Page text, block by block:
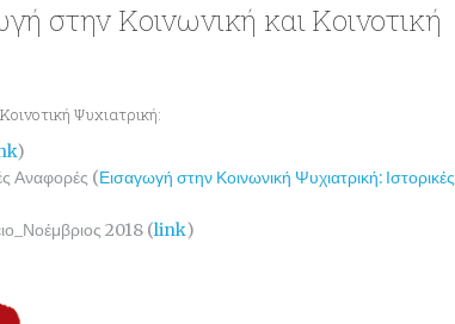
στην Κοινωνική και Κοινοτική
Ψυχιατρική:
)
Αναφορές (Εισαγωγή στην Κοινωνική Ψυχιατρική: Ιστορικές
2018 (link)